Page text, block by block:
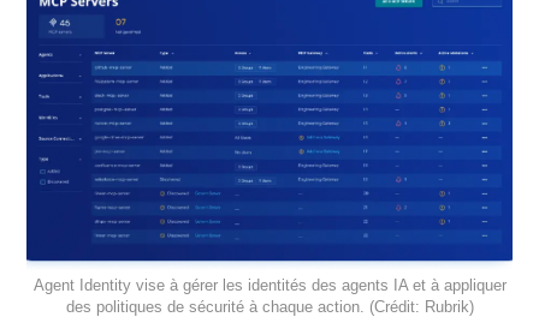
Agent Identity vise à gérer les identités des agents IA et à appliquer
des politiques de sécurité à chaque action. (Crédit: Rubrik)